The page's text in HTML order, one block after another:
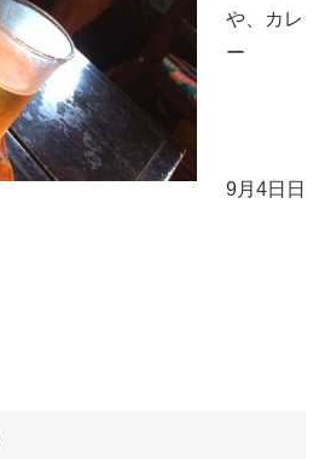
や、カレ
ー
9月4日日